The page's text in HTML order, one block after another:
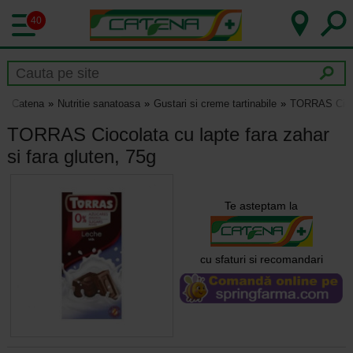
40
Catena Nutritie sanatoasa Gustari si creme tartinabile TORRAS
TORRAS Ciocolata cu lapte fara zahar
si fara gluten, 75g
Te asteptam la
cu sfaturi si recomandari